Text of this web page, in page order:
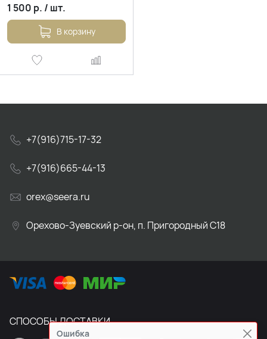
1 500 р. / шт.
В корзину
+7(916)715-17-32
+7(916)665-44-13
orex@seera.ru
Орехово-Зуевский р-он, п. Пригородный С18
СПОСОБЫ ДОСТАВКИ
Ошибка